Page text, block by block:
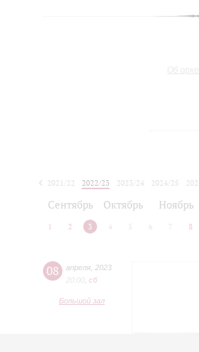
Об
2021/22 2022/23 2023/24 2024/25
Сентябрь Октябрь Ноябрь
1 2 3 4 5 6 7 8
08 апреля 2023
20:00 сб
Большой зал